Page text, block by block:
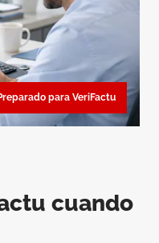
cuando
para VeriFactu